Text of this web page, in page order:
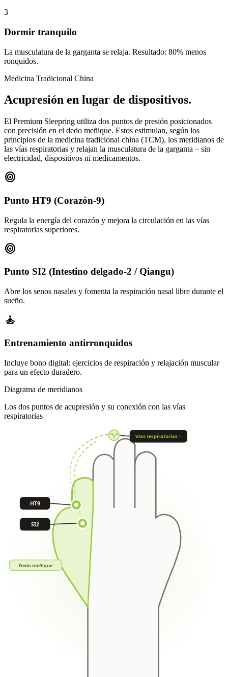
3
Dormir tranquilo
La musculatura de la garganta se relaja. Resultado: 80% menos
ronquidos.
Medicina Tradicional China
Acupresión en lugar de dispositivos.
El Premium Sleepring utiliza dos puntos de presión posicionados
con precisión en el dedo meñique. Estos estimulan, según los
principios de la medicina tradicional china (TCM), los meridianos de
las vías respiratorias y relajan la musculatura de la garganta – sin
electricidad, dispositivos ni medicamentos.
target
Punto HT9 (Corazón-9)
Regula la energía del corazón y mejora la circulación en las vías
respiratorias superiores.
target
Punto SI2 (Intestino delgado-2 / Qiangu)
Abre los senos nasales y fomenta la respiración nasal libre durante el
sueño.
self_improvement
Entrenamiento antirronquidos
Incluye bono digital: ejercicios de respiración y relajación muscular
para un efecto duradero.
Diagrama de meridianos
Los dos puntos de acupresión y su conexión con las vías
respiratorias
HT9
SI2
Vías respiratorias ↑
Dedo meñique